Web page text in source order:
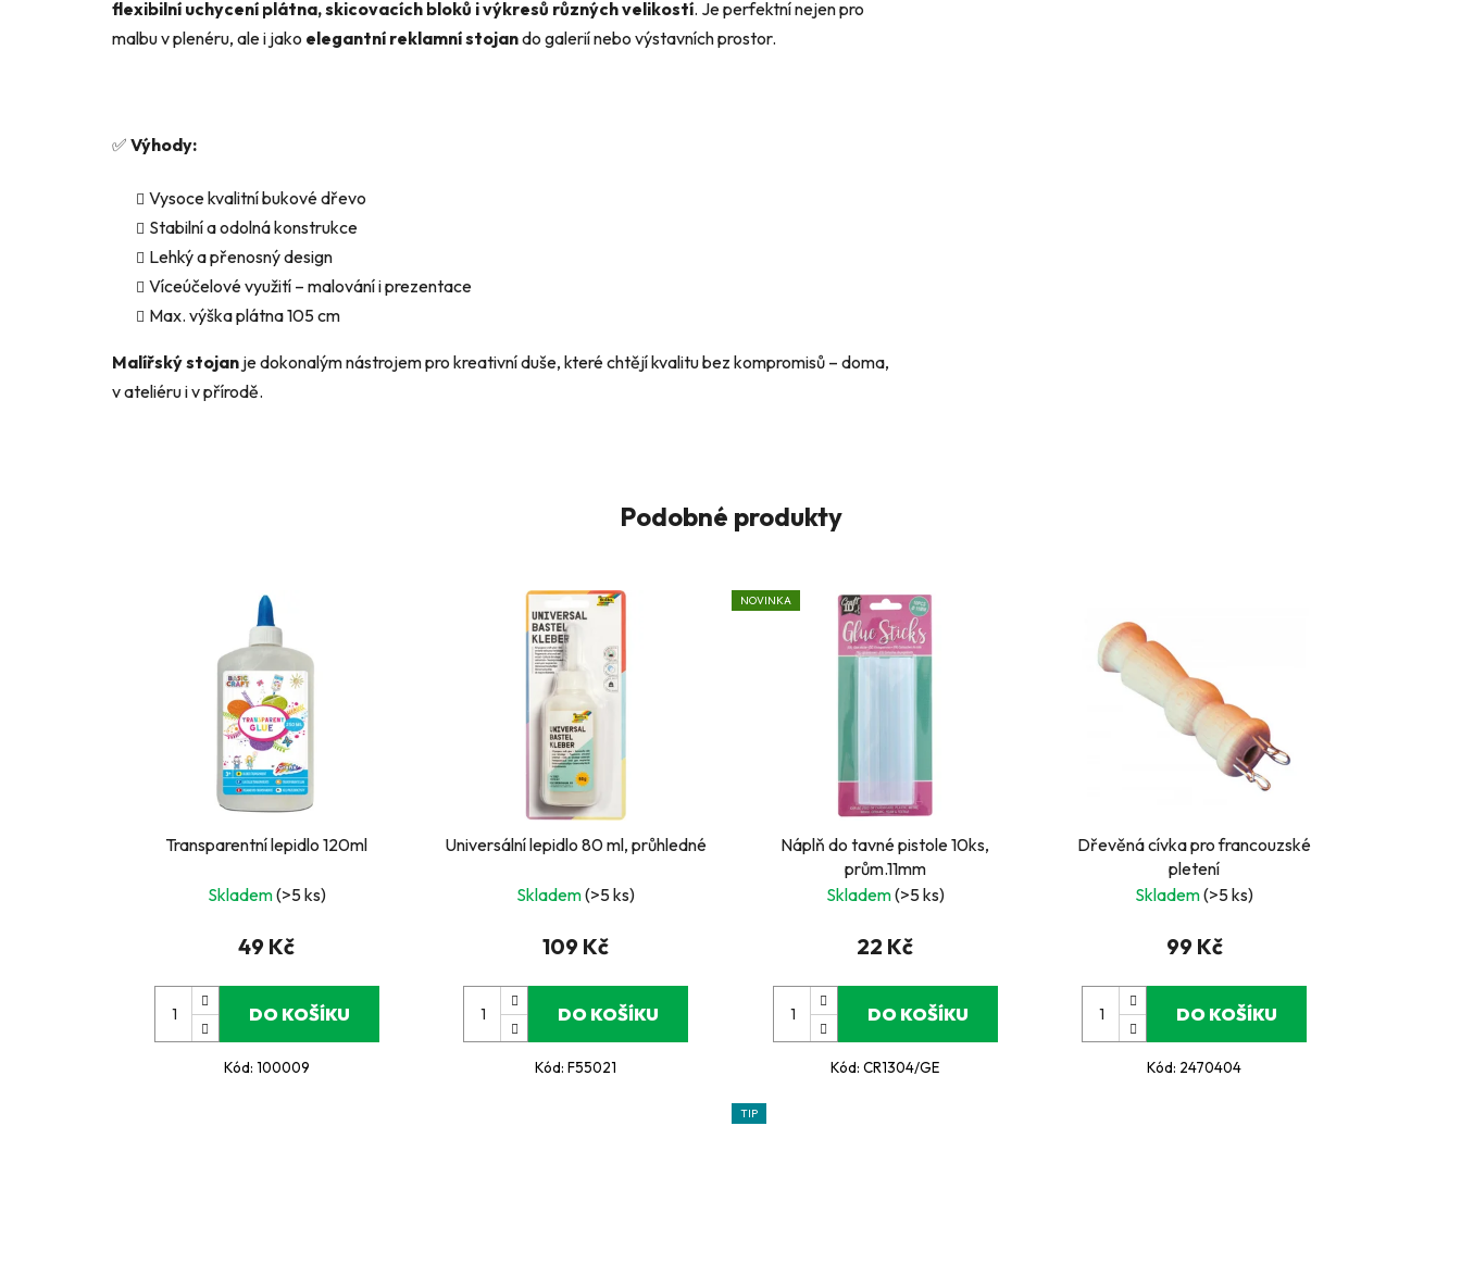
flexibilní uchycení plátna, skicovacích bloků i výkresů různých velikostí. Je perfektní nejen pro
malbu v plenéru, ale i jako elegantní reklamní stojando galerií nebo výstavních prostor.
✅ Výhody:
Vysoce kvalitní bukové dřevo
Stabilní a odolná konstrukce
Lehký a přenosný design
Víceúčelové využití – malování i prezentace
Max. výška plátna 105 cm
Malířský stojan je dokonalým nástrojem pro kreativní duše, které chtějí kvalitu bez kompromisů – doma,
v ateliéru i v přírodě.
Podobné produkty
Transparentní lepidlo 120ml
Skladem(>5 ks)
49 Kč
DO KOŠÍKU
Kód: 100009
Universální lepidlo 80 ml, průhledné
Skladem(>5 ks)
109 Kč
DO KOŠÍKU
Kód:F55021
NOVINKA
Náplň do tavné pistole 10ks,
prům.11mm
Skladem(>5 ks)
22 Kč
DO KOŠÍKU
Kód:CR1304/GE
Dřevěná cívka pro francouzské
pletení
Skladem(>5 ks)
99 Kč
DO KOŠÍKU
Kód: 2470404
TIP